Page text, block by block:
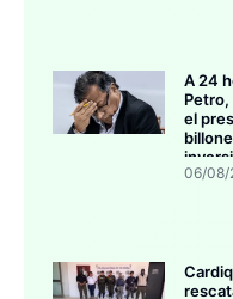
A 24
el
06/08/